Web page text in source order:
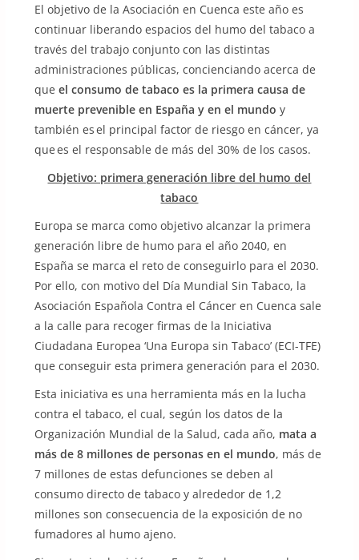
El objetivo de la Asociación en Cuenca este año es
continuar liberando espacios del humo del tabaco a
través del trabajo conjunto con las distintas
administraciones públicas, concienciando acerca de
que el consumo de tabaco es la primera causa de
muerte prevenible en España y en el mundo y
también es el principal factor de riesgo en cáncer, ya
que es el responsable de más del 30% de los casos.
Objetivo: primera generación libre del humo del
tabaco
Europa se marca como objetivo alcanzar la primera
generación libre de humo para el año 2040, en
España se marca el reto de conseguirlo para el 2030.
Por ello, con motivo del Día Mundial Sin Tabaco, la
Asociación Española Contra el Cáncer en Cuenca sale
a la calle para recoger firmas de la Iniciativa
Ciudadana Europea ‘Una Europa sin Tabaco’ (ECI-TFE)
que conseguir esta primera generación para el 2030.
Esta iniciativa es una herramienta más en la lucha
contra el tabaco, el cual, según los datos de la
Organización Mundial de la Salud, cada año, mata a
más de 8 millones de personas en el mundo, más de
7 millones de estas defunciones se deben al
consumo directo de tabaco y alrededor de 1,2
millones son consecuencia de la exposición de no
fumadores al humo ajeno.​